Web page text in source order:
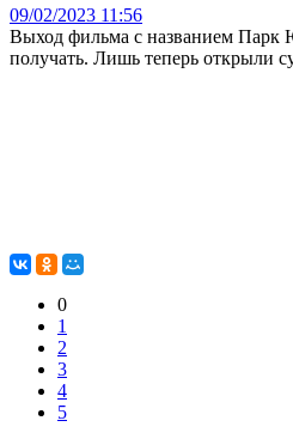
09/02/2023 11:56
Выход фильма с названием Парк
получать. Лишь теперь открыли
0
1
2
3
4
5